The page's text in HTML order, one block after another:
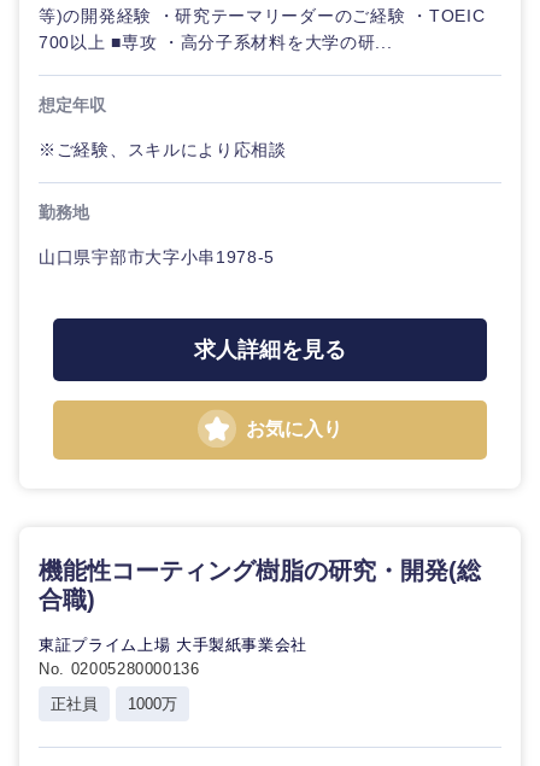
等)の開発経験 ・研究テーマリーダーのご経験 ・TOEIC
700以上 ■専攻 ・高分子系材料を大学の研...
想定年収
※ご経験、スキルにより応相談
勤務地
山口県宇部市大字小串1978-5
求人詳細を見る
お気に入り
機能性コーティング樹脂の研究・開発(総
合職)
東証プライム上場 大手製紙事業会社
No. 02005280000136
正社員
1000万